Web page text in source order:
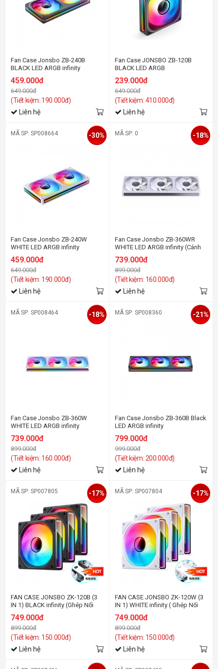
Fan Case Jonsbo ZB-240B
BLACK LED ARGB infinity
459.000đ
649.000đ
(Tiết kiệm: 190.000đ)
Liên hệ
Fan Case JONSBO ZB-120B
BLACK LED ARGB
239.000đ
649.000đ
(Tiết kiệm: 410.000đ)
Liên hệ
MÃ SP: SP008664
Fan Case Jonsbo ZB-240W
WHITE LED ARGB infinity
459.000đ
649.000đ
(Tiết kiệm: 190.000đ)
-30%
Liên hệ
MÃ SP: 0
Fan Case Jonsbo ZB-360WR
WHITE LED ARGB infinity (Cánh
739.000đ
899.000đ
(Tiết kiệm: 160.000đ)
-18%
Liên hệ
MÃ SP: SP008464
Fan Case Jonsbo ZB-360W
WHITE LED ARGB infinity
739.000đ
899.000đ
(Tiết kiệm: 160.000đ)
-18%
Liên hệ
MÃ SP: SP008360
Fan Case Jonsbo ZB-360B Black
LED ARGB infinity
799.000đ
999.000đ
(Tiết kiệm: 200.000đ)
-21%
Liên hệ
MÃ SP: SP007805
FAN CASE JONSBO ZK-120B (3
IN 1) BLACK infinity (Ghép Nối
749.000đ
899.000đ
(Tiết kiệm: 150.000đ)
-17%
Liên hệ
MÃ SP: SP007804
FAN CASE JONSBO ZK-120W (3
IN 1) WHITE infinity ( Ghép Nối
749.000đ
899.000đ
(Tiết kiệm: 150.000đ)
-17%
Liên hệ